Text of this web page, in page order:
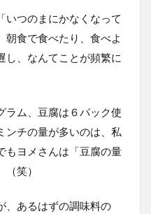
いつのまにかなくなって
朝食で食べたり、食べよ
し、なんてことが頻繁に
ラム、豆腐は６パック使
ンチの量が多いのは、私
もヨメさんは「豆腐の量
笑）
、あるはずの調味料の